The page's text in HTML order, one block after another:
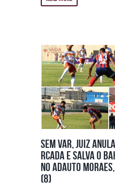
Sem VAR, Juiz
rcada e salva o
no Adauto
(8)